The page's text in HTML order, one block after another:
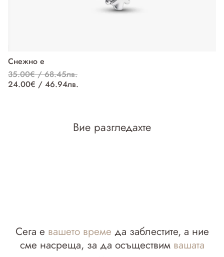
Снежно е
35.00€ / 68.45лв.
24.00€ / 46.94лв.
Вие разгледахте
Сега е вашето време да заблестите, а ние
сме насреща, за да осъществим вашата